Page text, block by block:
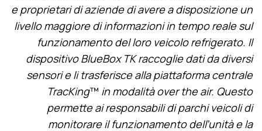
e proprietari di aziende di avere a disposizione un
livello maggiore di informazioni in tempo reale sul
funzionamento del loro veicolo refrigerato. Il
dispositivo BlueBox TK raccoglie dati da diversi
sensori e li trasferisce alla piattaforma centrale
TracKing™ in modalità over the air. Questo
permette ai responsabili di parchi veicoli di
monitorare il funzionamento dell’unità e la